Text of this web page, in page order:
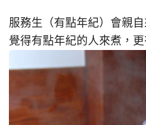
服務生（有點年紀）會親
覺得有點年紀的人來煮，更